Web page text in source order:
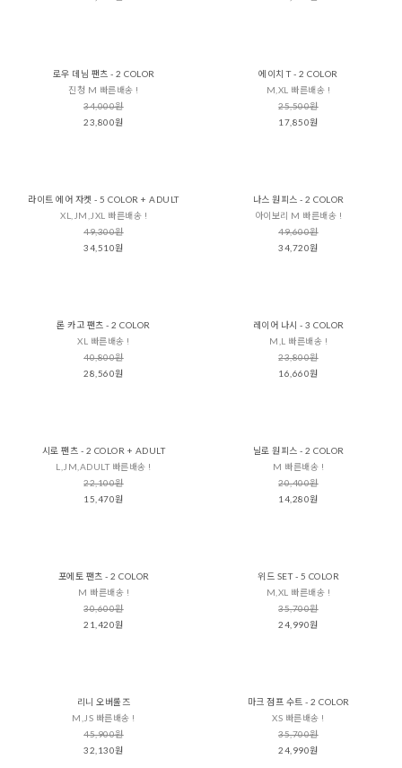
로우 데님 팬츠 - 2 COLOR
진청 M 빠른배송 !
34,000원
23,800원
에이치 T - 2 COLOR
M,XL 빠른배송 !
25,500원
17,850원
라이트 에어 자켓 - 5 COLOR + ADULT
XL,JM,JXL 빠른배송 !
49,300원
34,510원
나스 원피스 - 2 COLOR
아이보리 M 빠른배송 !
49,600원
34,720원
론 카고 팬츠 - 2 COLOR
XL 빠른배송 !
40,800원
28,560원
레이어 나시 - 3 COLOR
M,L 빠른배송 !
23,800원
16,660원
시로 팬츠 - 2 COLOR + ADULT
L,JM,ADULT 빠른배송 !
22,100원
15,470원
닐로 원피스 - 2 COLOR
M 빠른배송 !
20,400원
14,280원
포에토 팬츠 - 2 COLOR
M 빠른배송 !
30,600원
21,420원
위드 SET - 5 COLOR
M,XL 빠른배송 !
35,700원
24,990원
리니 오버롤즈
M,JS 빠른배송 !
45,900원
32,130원
마크 점프 수트 - 2 COLOR
XS 빠른배송 !
35,700원
24,990원